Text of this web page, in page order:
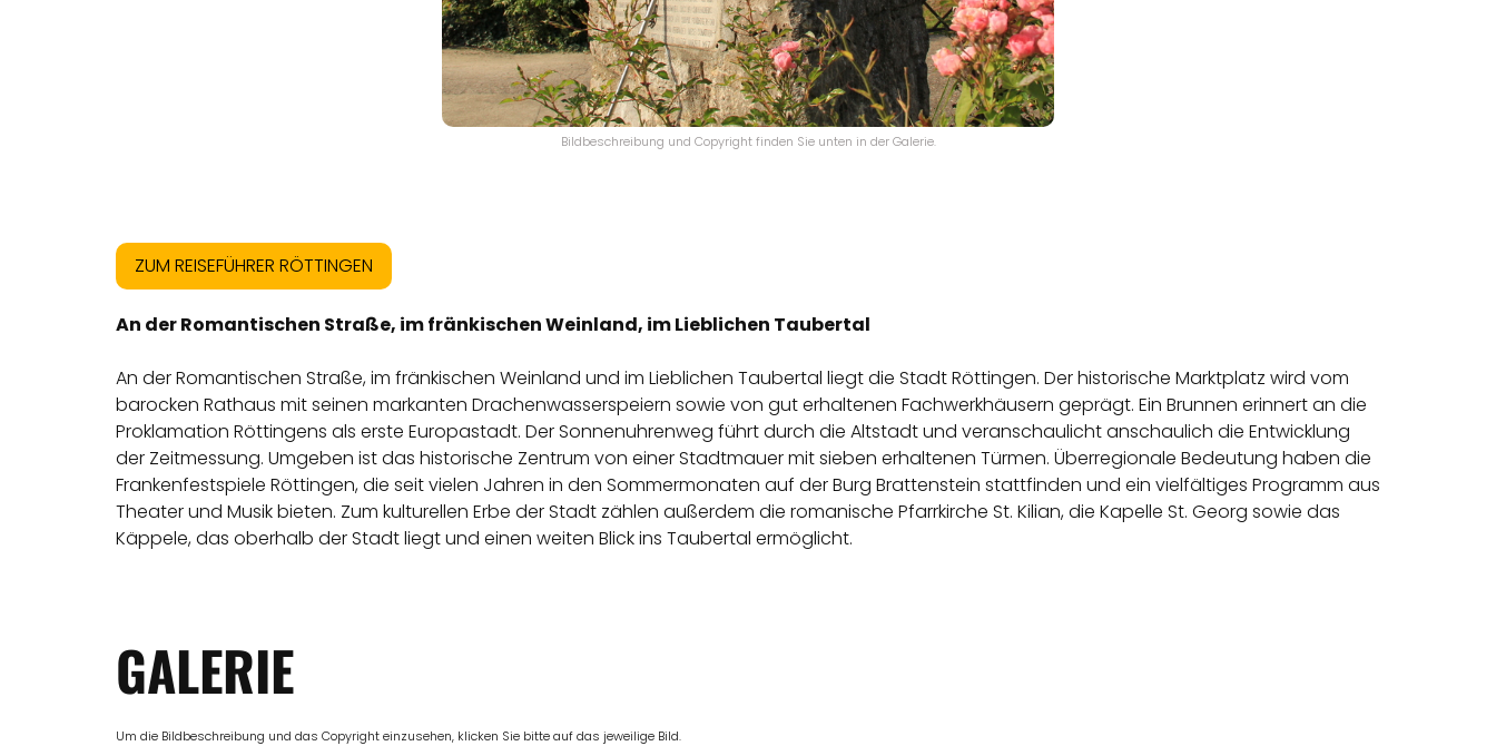
Bildbeschreibung und Copyright finden Sie unten in der Galerie.
ZUM REISEFÜHRER RÖTTINGEN
An der Romantischen Straße, im fränkischen Weinland, im Lieblichen Taubertal
An der Romantischen Straße, im fränkischen Weinland und im Lieblichen Taubertal liegt die Stadt Röttingen. Der historische Marktplatz wird vom
barocken Rathaus mit seinen markanten Drachenwasserspeiern sowie von gut erhaltenen Fachwerkhäusern geprägt. Ein Brunnen erinnert an die
Proklamation Röttingens als erste Europastadt. Der Sonnenuhrenweg führt durch die Altstadt und veranschaulicht anschaulich die Entwicklung
der Zeitmessung. Umgeben ist das historische Zentrum von einer Stadtmauer mit sieben erhaltenen Türmen. Überregionale Bedeutung haben die
Frankenfestspiele Röttingen, die seit vielen Jahren in den Sommermonaten auf der Burg Brattenstein stattfinden und ein vielfältiges Programm aus
Theater und Musik bieten. Zum kulturellen Erbe der Stadt zählen außerdem die romanische Pfarrkirche St. Kilian, die Kapelle St. Georg sowie das
Käppele, das oberhalb der Stadt liegt und einen weiten Blick ins Taubertal ermöglicht.
GALERIE
Um die Bildbeschreibung und das Copyright einzusehen, klicken Sie bitte auf das jeweilige Bild.